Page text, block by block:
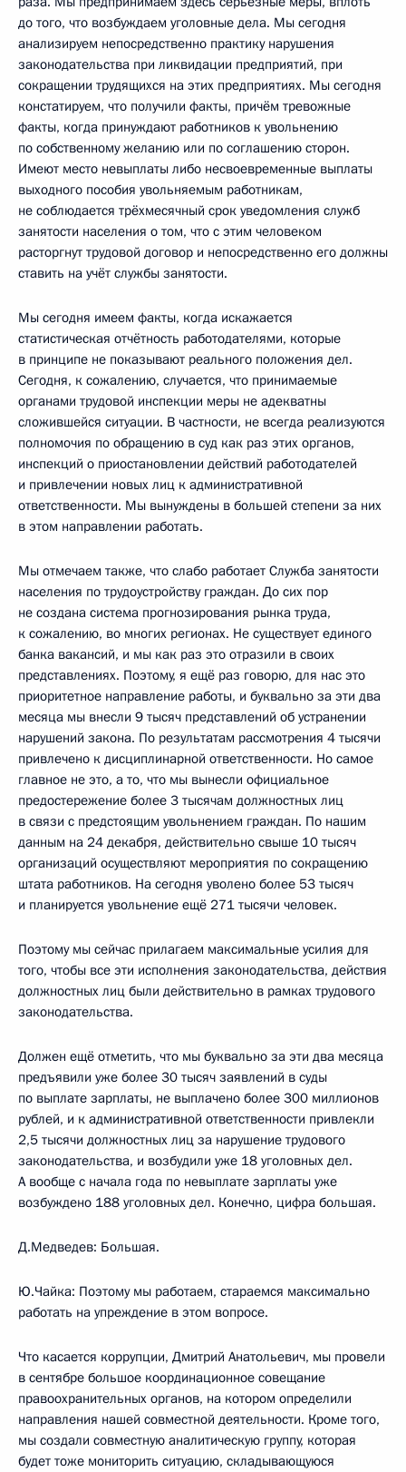
до того, что возбуждаем уголовные дела. Мы сегодня
анализируем непосредственно практику нарушения
законодательства при ликвидации предприятий, при
сокращении трудящихся на этих предприятиях. Мы сегодня
констатируем, что получили факты, причём тревожные
факты, когда принуждают работников к увольнению
по собственному желанию или по соглашению сторон.
Имеют место невыплаты либо несвоевременные выплаты
выходного пособия увольняемым работникам,
не соблюдается трёхмесячный срок уведомления служб
занятости населения о том, что с этим человеком
расторгнут трудовой договор и непосредственно его должны
ставить на учёт службы занятости.
Мы сегодня имеем факты, когда искажается
статистическая отчётность работодателями, которые
в принципе не показывают реального положения дел.
Сегодня, к сожалению, случается, что принимаемые
органами трудовой инспекции меры не адекватны
сложившейся ситуации. В частности, не всегда реализуются
полномочия по обращению в суд как раз этих органов,
инспекций о приостановлении действий работодателей
и привлечении новых лиц к административной
ответственности. Мы вынуждены в большей степени за них
в этом направлении работать.
Мы отмечаем также, что слабо работает Служба занятости
населения по трудоустройству граждан. До сих пор
не создана система прогнозирования рынка труда,
к сожалению, во многих регионах. Не существует единого
банка вакансий, и мы как раз это отразили в своих
представлениях. Поэтому, я ещё раз говорю, для нас это
приоритетное направление работы, и буквально за эти два
месяца мы внесли 9 тысяч представлений об устранении
нарушений закона. По результатам рассмотрения 4 тысячи
привлечено к дисциплинарной ответственности. Но самое
главное не это, а то, что мы вынесли официальное
предостережение более 3 тысячам должностных лиц
в связи с предстоящим увольнением граждан. По нашим
данным на 24 декабря, действительно свыше 10 тысяч
организаций осуществляют мероприятия по сокращению
штата работников. На сегодня уволено более 53 тысяч
и планируется увольнение ещё 271 тысячи человек.
Поэтому мы сейчас прилагаем максимальные усилия для
того, чтобы все эти исполнения законодательства, действия
должностных лиц были действительно в рамках трудового
законодательства.
Должен ещё отметить, что мы буквально за эти два месяца
предъявили уже более 30 тысяч заявлений в суды
по выплате зарплаты, не выплачено более 300 миллионов
рублей, и к административной ответственности привлекли
2,5 тысячи должностных лиц за нарушение трудового
законодательства, и возбудили уже 18 уголовных дел.
А вообще с начала года по невыплате зарплаты уже
возбуждено 188 уголовных дел. Конечно, цифра большая.
Д.Медведев: Большая.
Ю.Чайка: Поэтому мы работаем, стараемся максимально
работать на упреждение в этом вопросе.
Что касается коррупции, Дмитрий Анатольевич, мы провели
в сентябре большое координационное совещание
правоохранительных органов, на котором определили
направления нашей совместной деятельности. Кроме того,
мы создали совместную аналитическую группу, которая
будет тоже мониторить ситуацию, складывающуюся